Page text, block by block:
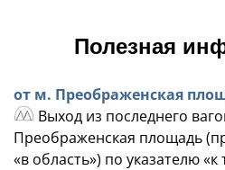
Полезная
от м. Преображенская
Выход из последнего
Преображенская площадь
«в область») по указателю